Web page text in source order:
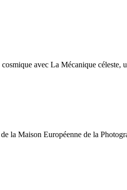
avec La Mécanique céleste,
la Maison Européenne de la